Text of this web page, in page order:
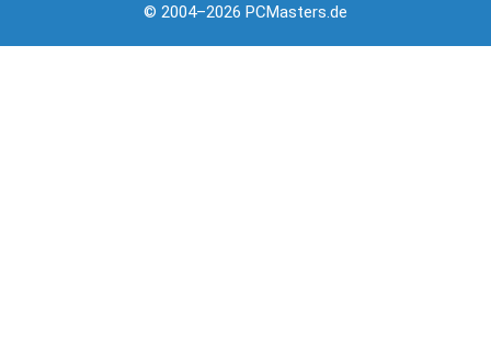
© 2004–2026 PCMasters.de